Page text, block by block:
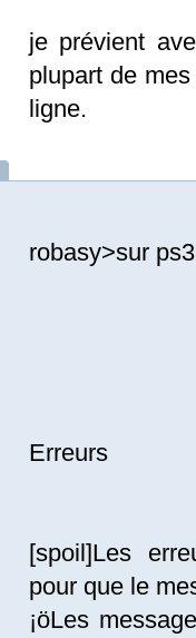
je prévient
plupart de
ligne.
robasy>sur ps3
Erreurs
[spoil]Les
pour que le
¡öLes